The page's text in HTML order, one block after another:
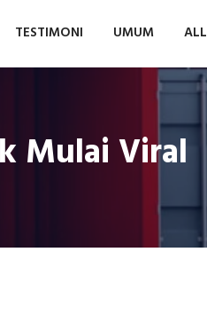
TESTIMONI UMUM ALL
Mulai Viral